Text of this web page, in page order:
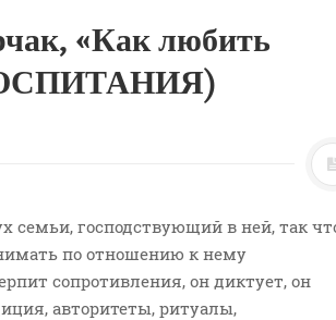
«Как любить
семьи, господствующий в ней, так
по отношению к нему
сопротивления, он диктует, он
авторитеты, ритуалы,